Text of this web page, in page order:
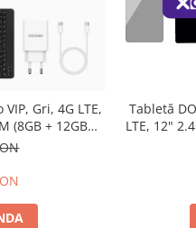
Gri, 4G LTE,
(8GB + 12GB
10800mAh,
Tabletă
LTE, 12"